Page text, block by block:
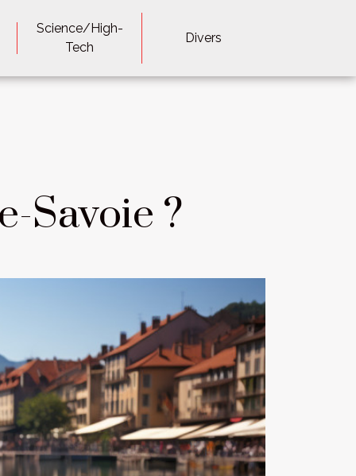
Science/High-
Tech
Divers
Savoie ?